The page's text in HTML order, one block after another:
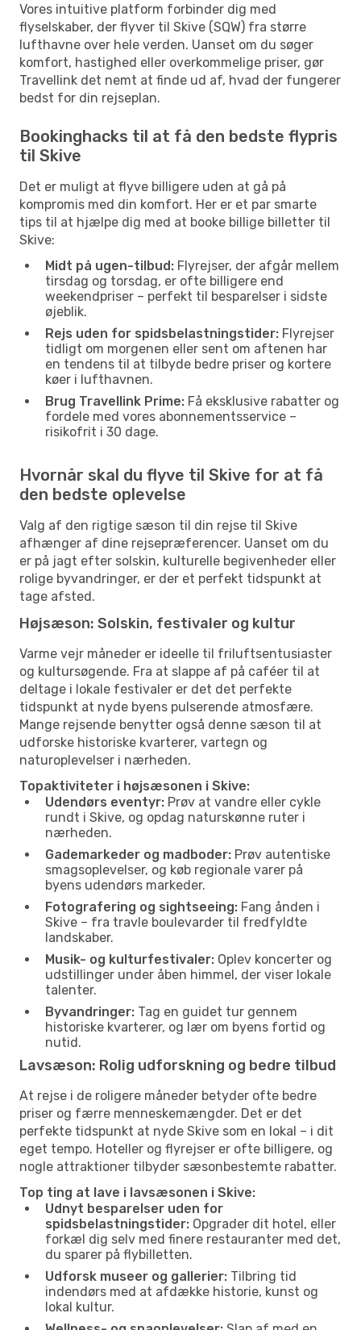
Vores intuitive platform forbinder dig med
flyselskaber, der flyver til Skive (SQW) fra større
lufthavne over hele verden. Uanset om du søger
komfort, hastighed eller overkommelige priser, gør
Travellink det nemt at finde ud af, hvad der fungerer
bedst for din rejseplan.
Bookinghacks til at få den bedste flypris
til Skive
Det er muligt at flyve billigere uden at gå på
kompromis med din komfort. Her er et par smarte
tips til at hjælpe dig med at booke billige billetter til
Skive:
Midt på ugen-tilbud: Flyrejser, der afgår mellem
tirsdag og torsdag, er ofte billigere end
weekendpriser – perfekt til besparelser i sidste
øjeblik.
Rejs uden for spidsbelastningstider: Flyrejser
tidligt om morgenen eller sent om aftenen har
en tendens til at tilbyde bedre priser og kortere
køer i lufthavnen.
Brug Travellink Prime: Få eksklusive rabatter og
fordele med vores abonnementsservice –
risikofrit i 30 dage.
Hvornår skal du flyve til Skive for at få
den bedste oplevelse
Valg af den rigtige sæson til din rejse til Skive
afhænger af dine rejsepræferencer. Uanset om du
er på jagt efter solskin, kulturelle begivenheder eller
rolige byvandringer, er der et perfekt tidspunkt at
tage afsted.
Højsæson: Solskin, festivaler og kultur
Varme vejr måneder er ideelle til friluftsentusiaster
og kultursøgende. Fra at slappe af på caféer til at
deltage i lokale festivaler er det det perfekte
tidspunkt at nyde byens pulserende atmosfære.
Mange rejsende benytter også denne sæson til at
udforske historiske kvarterer, vartegn og
naturoplevelser i nærheden.
Topaktiviteter i højsæsonen i Skive:
Udendørs eventyr: Prøv at vandre eller cykle
rundt i Skive, og opdag naturskønne ruter i
nærheden.
Gademarkeder og madboder: Prøv autentiske
smagsoplevelser, og køb regionale varer på
byens udendørs markeder.
Fotografering og sightseeing: Fang ånden i
Skive – fra travle boulevarder til fredfyldte
landskaber.
Musik- og kulturfestivaler: Oplev koncerter og
udstillinger under åben himmel, der viser lokale
talenter.
Byvandringer: Tag en guidet tur gennem
historiske kvarterer, og lær om byens fortid og
nutid.
Lavsæson: Rolig udforskning og bedre tilbud
At rejse i de roligere måneder betyder ofte bedre
priser og færre menneskemængder. Det er det
perfekte tidspunkt at nyde Skive som en lokal – i dit
eget tempo. Hoteller og flyrejser er ofte billigere, og
nogle attraktioner tilbyder sæsonbestemte rabatter.
Top ting at lave i lavsæsonen i Skive:
Udnyt besparelser uden for
spidsbelastningstider: Opgrader dit hotel, eller
forkæl dig selv med finere restauranter med det,
du sparer på flybilletten.
Udforsk museer og gallerier: Tilbring tid
indendørs med at afdække historie, kunst og
lokal kultur.